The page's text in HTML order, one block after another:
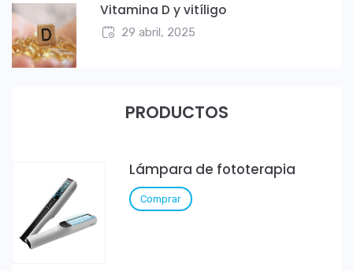
Vitamina D y vitíligo
29 abril, 2025
PRODUCTOS
Lámpara de fototerapia
Comprar